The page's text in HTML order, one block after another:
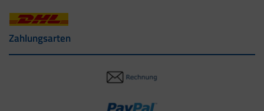
Zahlungsarten